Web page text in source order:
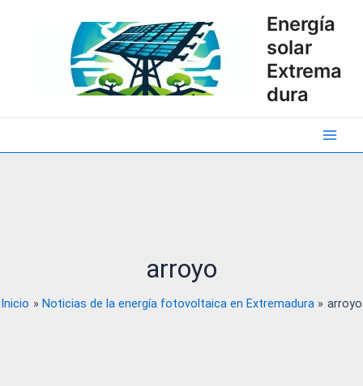
Energía
solar
Extrema
dura
Main
arroyo
Inicio Noticias de la energía fotovoltaica en Extremadura arroyo